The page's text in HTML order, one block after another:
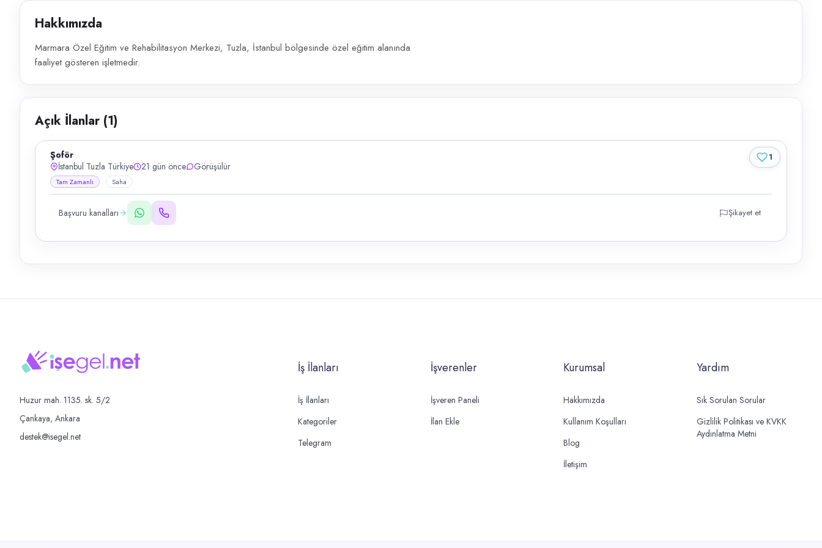
Hakkımızda
Marmara Özel Eğitim ve Rehabilitasyon Merkezi, Tuzla, İstanbul bölgesinde özel eğitim alanında
faaliyet gösteren işletmedir.
Açık İlanlar (1)
Şoför
İstanbul Tuzla Türkiye
21 gün önce Görüşülür
Tam Zamanlı Saha
Başvuru kanalları Şikayet et
1
Huzur mah. 1135. sk. 5/2
Çankaya, Ankara
destek@isegel.net
İş İlanları
İş İlanları
Kategoriler
Telegram
İşverenler
İşveren Paneli
İlan Ekle
Kurumsal
Hakkımızda
Kullanım Koşulları
Blog
İletişim
Yardım
Sık Sorulan Sorular
Gizlilik Politikası ve KVKK
Aydınlatma Metni